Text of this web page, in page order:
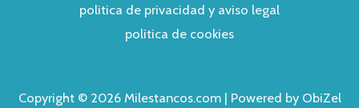
politica de privacidad y aviso legal
politica de cookies
Copyright © 2026 Milestancos.com | Powered by ObiZel